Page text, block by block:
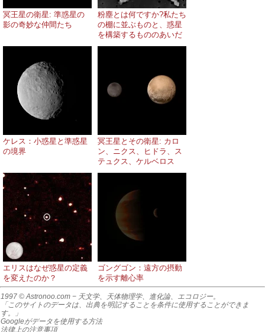
冥王星の衛星: 準惑星の
影の奇妙な仲間たち
粉塵とは何ですか?私たち
の棚に並ぶものと、惑星
を構築するもののあいだ
ケレス：小惑星と準惑星
の境界
冥王星とその衛星: カロ
ン、ニクス、ヒドラ、ス
テュクス、ケルベロス
エリスはなぜ惑星の定義
を変えたのか？
ゴングゴン：遠方の摂動
を示す離心率
1997 © Astronoo.com − 天文学、天体物理学、進化論、エコロジー。
「このサイトのデータは、出典を明記することを条件に使用することができま
す。」
Googleがデータを使用する方法
法律上の注意事項